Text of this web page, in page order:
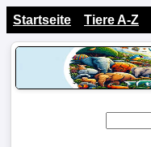
Startseite Tiere A-Z